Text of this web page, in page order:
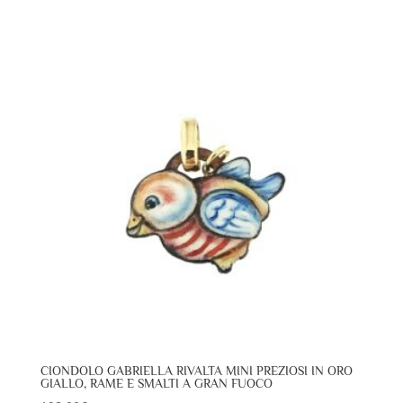
CIONDOLO GABRIELLA RIVALTA MINI PREZIOSI IN ORO
GIALLO, RAME E SMALTI A GRAN FUOCO